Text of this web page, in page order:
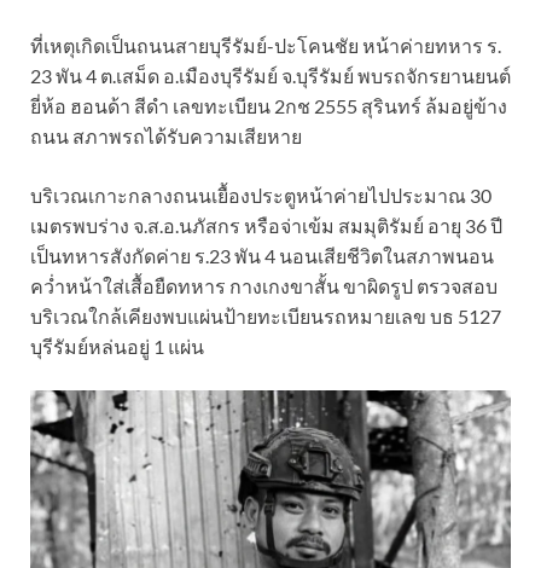
ที่เหตุเกิดเป็นถนนสายบุรีรัมย์-ปะโคนชัย หน้าค่ายทหาร ร.
23 พัน 4 ต.เสม็ด อ.เมืองบุรีรัมย์ จ.บุรีรัมย์ พบรถจักรยานยนต์
ยี่ห้อ ฮอนด้า สีดำ เลขทะเบียน 2กช 2555 สุรินทร์ ล้มอยู่ข้าง
ถนน สภาพรถได้รับความเสียหาย
บริเวณเกาะกลางถนนเยื้องประตูหน้าค่ายไปประมาณ 30
เมตรพบร่าง จ.ส.อ.นภัสกร หรือจ่าเข้ม สมมุติรัมย์ อายุ 36 ปี
เป็นทหารสังกัดค่าย ร.23 พัน 4 นอนเสียชีวิตในสภาพนอน
คว่ำหน้าใส่เสื้อยืดทหาร กางเกงขาสั้น ขาผิดรูป ตรวจสอบ
บริเวณใกล้เคียงพบแผ่นป้ายทะเบียนรถหมายเลข บธ 5127
บุรีรัมย์หล่นอยู่ 1 แผ่น